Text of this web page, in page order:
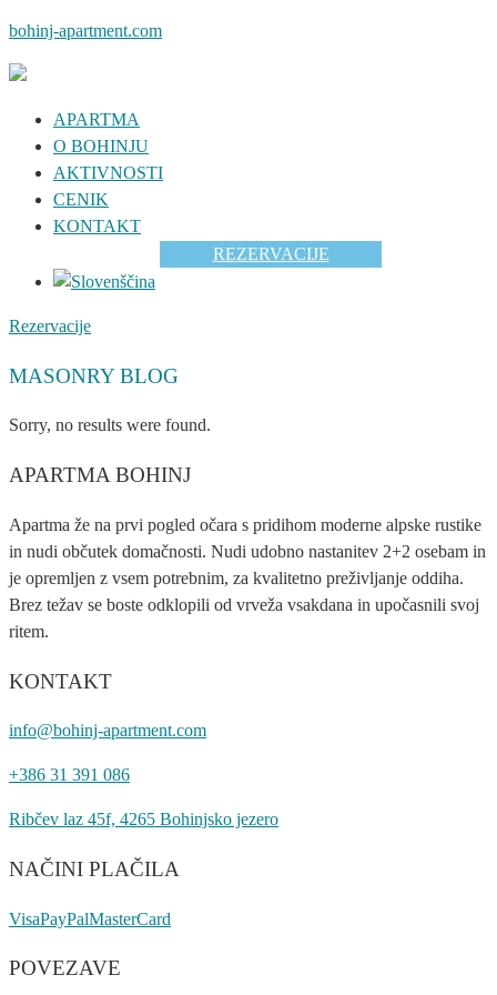
bohinj-apartment.com
APARTMA
O BOHINJU
AKTIVNOSTI
CENIK
KONTAKT
REZERVACIJE
Rezervacije
MASONRY BLOG
Sorry, no results were found.
APARTMA BOHINJ
Apartma že na prvi pogled očara s pridihom moderne alpske rustike
in nudi občutek domačnosti. Nudi udobno nastanitev 2+2 osebam in
je opremljen z vsem potrebnim, za kvalitetno preživljanje oddiha.
Brez težav se boste odklopili od vrveža vsakdana in upočasnili svoj
ritem.
KONTAKT
info@bohinj-apartment.com
+386 31 391 086
Ribčev laz 45f, 4265 Bohinjsko jezero
NAČINI PLAČILA
VisaPayPalMasterCard
POVEZAVE